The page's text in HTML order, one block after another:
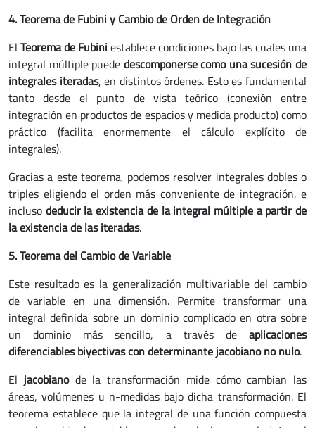
4. Teorema de Fubini y Cambio de Orden de Integración
El Teorema de Fubini establece condiciones bajo las cuales una
integral múltiple puede descomponerse como una sucesión de
integrales iteradas, en distintos órdenes. Esto es fundamental
tanto desde el punto de vista teórico (conexión entre
integración en productos de espacios y medida producto) como
práctico (facilita enormemente el cálculo explícito de
integrales).
Gracias a este teorema, podemos resolver integrales dobles o
triples eligiendo el orden más conveniente de integración, e
incluso deducir la existencia de la integral múltiple a partir de
la existencia de las iteradas.
5. Teorema del Cambio de Variable
Este resultado es la generalización multivariable del cambio
de variable en una dimensión. Permite transformar una
integral definida sobre un dominio complicado en otra sobre
un dominio más sencillo, a través de aplicaciones
diferenciables biyectivas con determinante jacobiano no nulo.
El jacobianode la transformación mide cómo cambian las
áreas, volúmenes u n-medidas bajo dicha transformación. El
teorema establece que la integral de una función compuesta